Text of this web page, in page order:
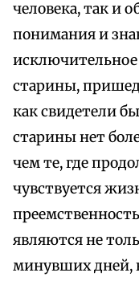
человека, так и
понимания и
старины,
как свидетели
старины нет
чем те, где
чувствуется
являются не
минувших дней,